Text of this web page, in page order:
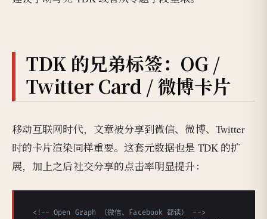
TDK 的兄弟标签：OG /
Twitter Card / 微博卡片
移动互联网时代，文章被分享到微信、微博、Twitter
时的卡片渲染同样重要。这套元数据也是 TDK 的扩
展，加上之后社交分享的点击率明显提升：
<!-- Open Graph （微信、Facebook 都读） -->